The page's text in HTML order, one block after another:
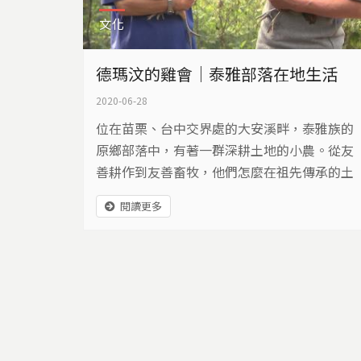
文化
德瑪汶的雞會｜泰雅部落在地生活
2020-06-28
位在苗栗、台中交界處的大安溪畔，泰雅族的
原鄉部落中，有著一群深耕土地的小農。從友
善耕作到友善畜牧，他們怎麼在祖先傳承的土
地上，發揮互助共享的精神？
閱讀更多